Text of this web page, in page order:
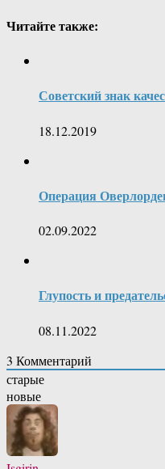
Читайте также:
Советский знак
18.12.2019
Операция
02.09.2022
Глупость и
08.11.2022
3 Комментарий
старые
новые